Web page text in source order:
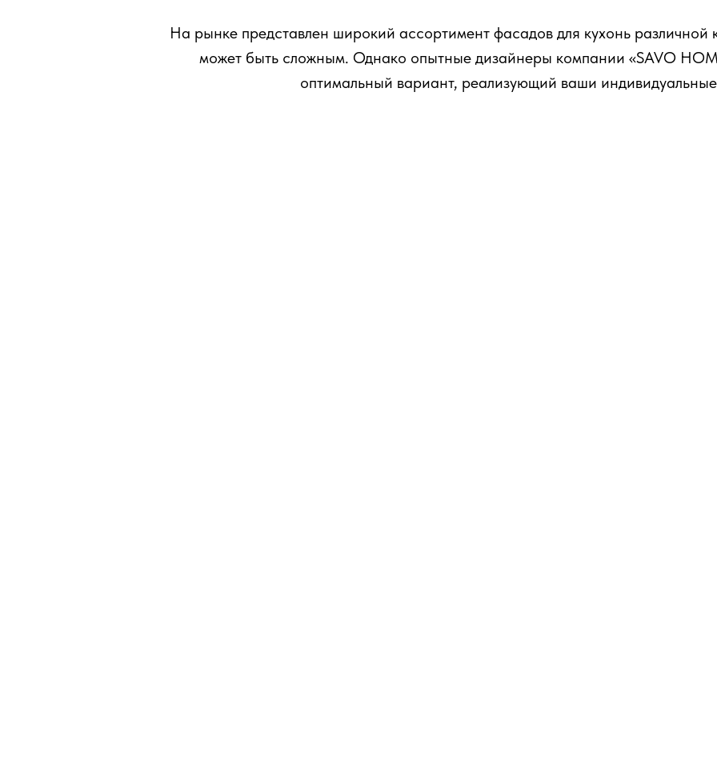
На рынке представлен широкий ассортимент фасадов для кухонь
может быть сложным. Однако опытные дизайнеры компании «SAVO
оптимальный вариант, реализующий ваши